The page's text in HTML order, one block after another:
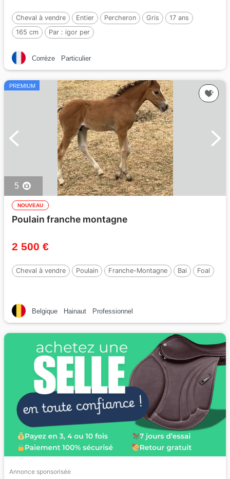
Cheval à vendre Entier Percheron Gris
17 ans
165 cm
Par : igor per
Corrèze Particulier
PREMIUM
5
NOUVEAU
Poulain franche montagne
2 500 €
Cheval à vendre Poulain Franche-Montagne Bai Foal
Belgique Hainaut Professionnel
Annonce sponsorisée